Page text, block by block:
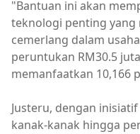
"Bantuan ini akan
teknologi penting
cemerlang dalam
peruntukan RM30.5
memanfaatkan 10,166
Justeru, dengan
kanak-kanak hingga